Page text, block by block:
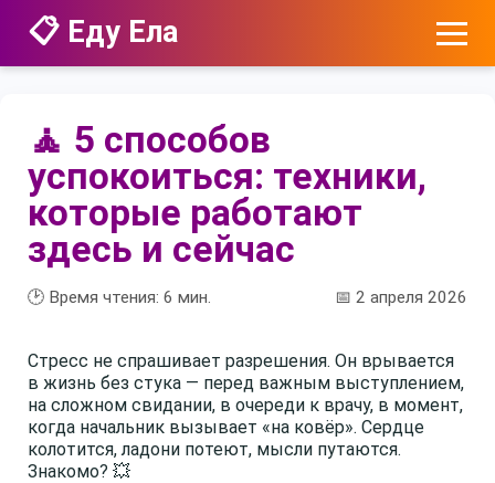
📋 Еду Ела
🧘 5 способов
успокоиться: техники,
которые работают
здесь и сейчас
🕑 Время чтения: 6 мин. 📅 2 апреля 2026
Стресс не спрашивает разрешения. Он врывается
в жизнь без стука — перед важным выступлением,
на сложном свидании, в очереди к врачу, в момент,
когда начальник вызывает «на ковёр». Сердце
колотится, ладони потеют, мысли путаются.
Знакомо? 💥